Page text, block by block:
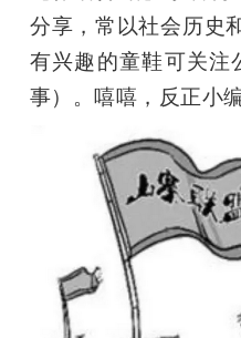
分享，常以社会历史
有兴趣的童鞋可关
事）。嘻嘻，反正小